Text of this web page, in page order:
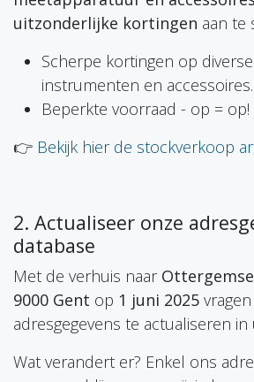
uitzonderlijke kortingen aan te
Scherpe kortingen op
instrumenten en accessoires.
Beperkte voorraad - op = op!
👉 Bekijk hier de stockverkoop
2. Actualiseer onze
database
Met de verhuis naar
9000 Gent op 1 juni 2025
adresgegevens te actualiseren in
Wat verandert er? Enkel ons